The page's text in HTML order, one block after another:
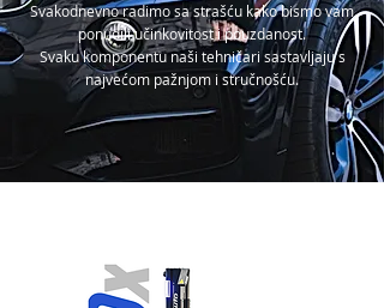
Svakodnevno radimo sa strašću kako bismo vam
ponudili učinkovitost i pouzdanost.
Svaku komponentu naši tehničari sastavljaju s
najvećom pažnjom i stručnošću.